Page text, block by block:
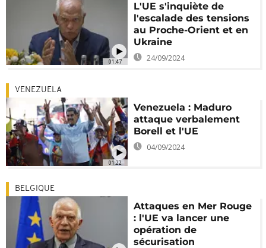
01:47
L'UE s'inquiète de
l'escalade des tensions
au Proche-Orient et en
Ukraine
24/09/2024
01:22
VENEZUELA
Venezuela : Maduro
attaque verbalement
Borell et l'UE
04/09/2024
BELGIQUE
Attaques en Mer Rouge
: l'UE va lancer une
opération de
sécurisation